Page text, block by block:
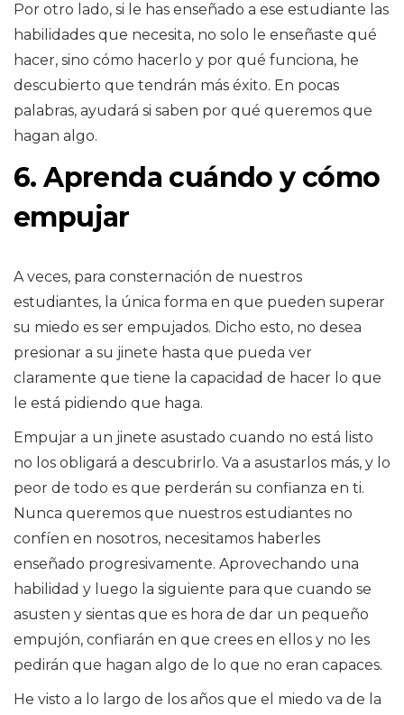
Por otro lado, si le has enseñado a ese estudiante las
habilidades que necesita, no solo le enseñaste qué
hacer, sino cómo hacerlo y por qué funciona, he
descubierto que tendrán más éxito. En pocas
palabras, ayudará si saben por qué queremos que
hagan algo.
6. Aprenda cuándo y cómo
empujar
A veces, para consternación de nuestros
estudiantes, la única forma en que pueden superar
su miedo es ser empujados. Dicho esto, no desea
presionar a su jinete hasta que pueda ver
claramente que tiene la capacidad de hacer lo que
le está pidiendo que haga.
Empujar a un jinete asustado cuando no está listo
no los obligará a descubrirlo. Va a asustarlos más, y lo
peor de todo es que perderán su confianza en ti.
Nunca queremos que nuestros estudiantes no
confíen en nosotros, necesitamos haberles
enseñado progresivamente. Aprovechando una
habilidad y luego la siguiente para que cuando se
asusten y sientas que es hora de dar un pequeño
empujón, confiarán en que crees en ellos y no les
pedirán que hagan algo de lo que no eran capaces.
He visto a lo largo de los años que el miedo va de la